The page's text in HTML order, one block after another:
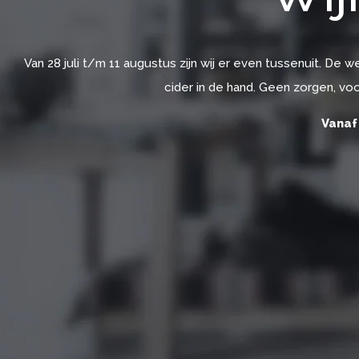
Van 28 juli t/m 11 augustus zijn wij er even tussenuit. De
cider in de hand. Geen zorgen,